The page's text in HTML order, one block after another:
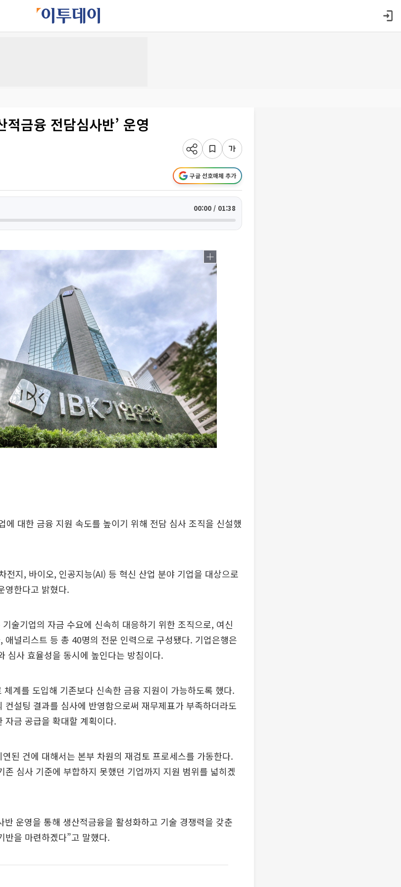
적금융 전담심사반’ 운영
구글 선호매체 추가
00:00 / 01:38
에 대한 금융 지원 속도를 높이기 위해 전담 심사 조직을 신설했
전지, 바이오, 인공지능(AI) 등 혁신 산업 분야 기업을 대상으로
영한다고 밝혔다.
술기업의 자금 수요에 신속히 대응하기 위한 조직으로, 여신
애널리스트 등 총 40명의 전문 인력으로 구성됐다. 기업은행은
심사 효율성을 동시에 높인다는 방침이다.
계를 도입해 기존보다 신속한 금융 지원이 가능하도록 했다.
컨설팅 결과를 심사에 반영함으로써 재무제표가 부족하더라도
자금 공급을 확대할 계획이다.
된 건에 대해서는 본부 차원의 재검토 프로세스를 가동한다.
존 심사 기준에 부합하지 못했던 기업까지 지원 범위를 넓히겠
반 운영을 통해 생산적금융을 활성화하고 기술 경쟁력을 갖춘
반을 마련하겠다”고 말했다.